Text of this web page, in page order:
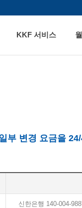
KKF 서비스
부 변경 요금을
신한은행 140-004-